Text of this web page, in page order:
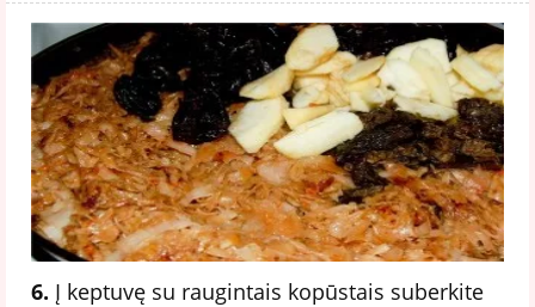
6. Į keptuvę su raugintais kopūstais suberkite